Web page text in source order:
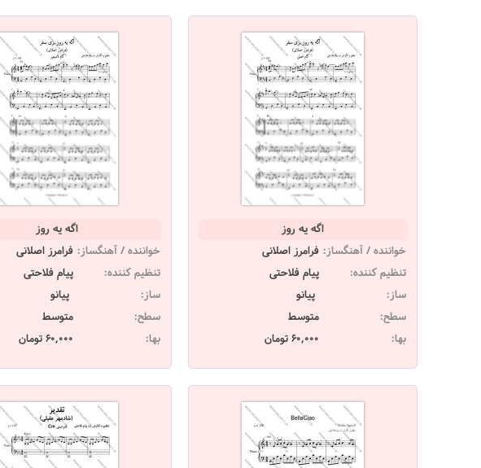
اگه یه روز
خواننده / آهنگساز: فرامرز اصلانی
تنظیم کننده:
پیام فلاحتی
ساز:
پیانو
سطح:
متوسط
بها:
60,000 تومان
اگه یه روز
خواننده / آهنگساز: فرامرز اصلانی
تنظیم کننده:
پیام فلاحتی
ساز:
پیانو
سطح:
متوسط
بها:
60,000 تومان